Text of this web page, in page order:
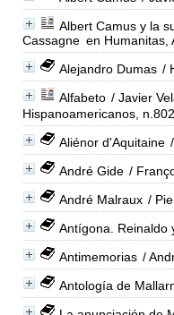
Albert Camus y la
Cassagne en Humanitas,
Alejandro Dumas /
Alfabeto / Javier
Hispanoamericanos,
Aliénor d'Aquitaine
André Gide /
André Malraux /
Antígona. Reinaldo
Antimemorias /
Antología de